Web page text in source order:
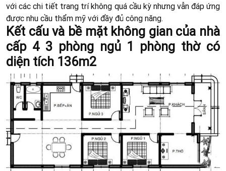
với các chi tiết trang trí không quá cầu kỳ nhưng vẫn đáp ứng
được nhu cầu thẩm mỹ với đầy đủ công năng.
Kết cấu và bề mặt không gian của nhà
cấp 4 3 phòng ngủ 1 phòng thờ có
diện tích 136m2